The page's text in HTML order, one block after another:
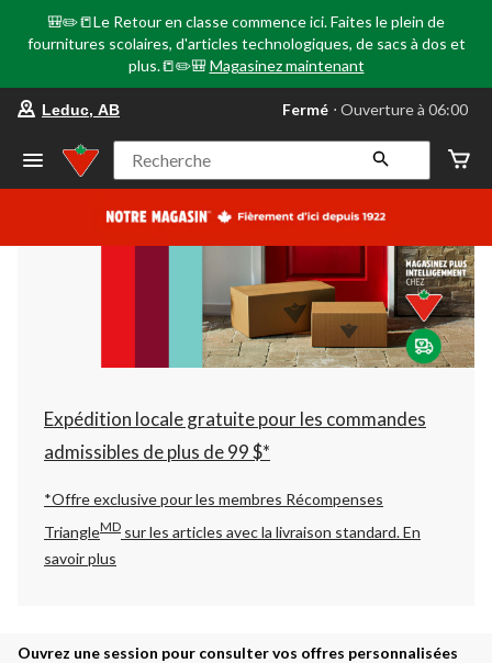
🎒✏️📒Le Retour en classe commence ici. Faites le plein de
fournitures scolaires, d'articles technologiques, de sacs à dos et
plus.📒✏️🎒 Magasinez maintenant
votre
préféré
Leduc,
AB,
courament
Ouverture
à
06:00
cliquer
pour
changer
Leduc, AB Fermé ⋅ Ouverture à 06:00
Recherche
Expédition locale gratuite pour les commandes
admissibles de plus de 99 $*
*Offre exclusive pour les membres Récompenses
TriangleMD sur les articles avec la livraison standard.En
savoir plus
Ouvrez une session pour consulter vos offres personnalisées